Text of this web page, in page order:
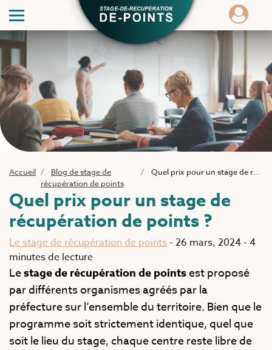
Accueil
Blog de stage de
récupération de points
Quel prix pour un stage de récupération de points ?
Quel prix pour un stage de
récupération de points ?
Le stage de récupération de points - 26 mars, 2024 - 4
minutes de lecture
Lestage de récupération de pointsest proposé
par différents organismes agréés par la
préfecture sur l’ensemble du territoire. Bien que le
programme soit strictement identique, quel que
soit le lieu du stage, chaque centre reste libre de